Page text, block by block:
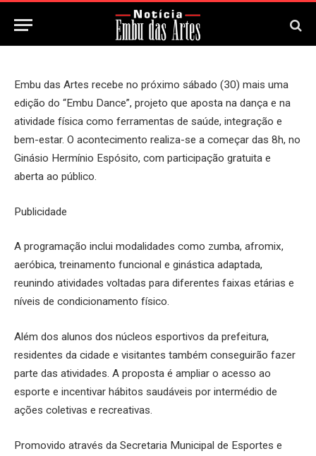
26 de Maio, 2026 Updated: 26 de Maio, 2026
Embu das Artes recebe no próximo sábado (30) mais uma
edição do “Embu Dance”, projeto que aposta na dança e na
atividade física como ferramentas de saúde, integração e
bem-estar. O acontecimento realiza-se a começar das 8h, no
Ginásio Hermínio Espósito, com participação gratuita e
aberta ao público.
Publicidade
A programação inclui modalidades como zumba, afromix,
aeróbica, treinamento funcional e ginástica adaptada,
reunindo atividades voltadas para diferentes faixas etárias e
níveis de condicionamento físico.
Além dos alunos dos núcleos esportivos da prefeitura,
residentes da cidade e visitantes também conseguirão fazer
parte das atividades. A proposta é ampliar o acesso ao
esporte e incentivar hábitos saudáveis por intermédio de
ações coletivas e recreativas.
Promovido através da Secretaria Municipal de Esportes e